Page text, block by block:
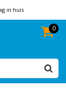
in huis
0